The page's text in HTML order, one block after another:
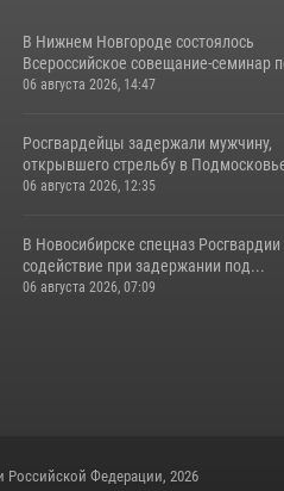
В Нижнем Новгороде состоялось
Всероссийское совещание-семинар
06 августа 2026, 14:47
Росгвардейцы задержали мужчину,
открывшего стрельбу в
06 августа 2026, 12:35
В Новосибирске спецназ Росгвардии
содействие при задержании под...
06 августа 2026, 07:09
Федерации, 2026